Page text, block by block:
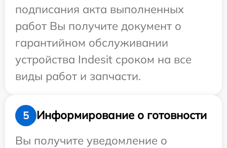
подписания акта выполненных
работ Вы получите документ о
гарантийном обслуживании
устройства Indesit сроком на все
виды работ и запчасти.
5
Информирование о готовности
Вы получите уведомление о